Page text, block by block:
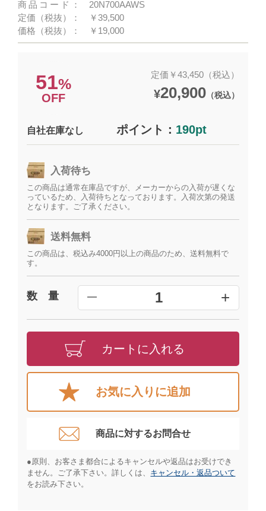
商品コード：
20N700AAWS
定価（税抜）：
￥39,500
価格（税抜）：
￥19,000
51%
OFF
定価￥43,450（税込）
¥20,900（税込）
自社在庫なし ポイント： 190pt
入荷待ち
この商品は通常在庫品ですが、メーカーからの入荷が遅くな
っているため、入荷待ちとなっております。入荷次第の発送
となります。ご了承ください。
送料無料
この商品は、税込み4000円以上の商品のため、送料無料で
す。
数 量 ━ 1 +
カートに入れる
お気に入りに追加
商品に対するお問合せ​
●原則、お客さま都合によるキャンセルや返品はお受けでき
ません。ご了承下さい。詳しくは、 キャンセル・返品ついて
をお読み下さい。​